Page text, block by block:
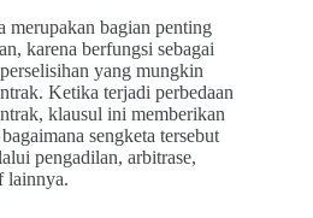
merupakan bagian penting
karena berfungsi sebagai
yang mungkin
Ketika terjadi perbedaan
klausul ini memberikan
sengketa tersebut
pengadilan, arbitrase,
lainnya.